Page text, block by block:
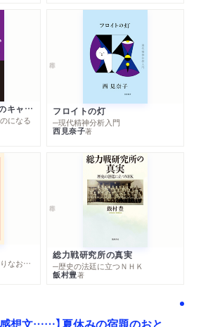
改訂版 金持ち父さんのキャッシュフロー・クワドラント
になる
フロイトの灯
─現代精神分析入門
西見奈子著
─スピーキングのためのやりなおし英文法スーパードリル
総力戦研究所の真実
─歴史の法廷に立つＮＨＫ
飯村豊著
感想文……】夏休みの宿題のおと